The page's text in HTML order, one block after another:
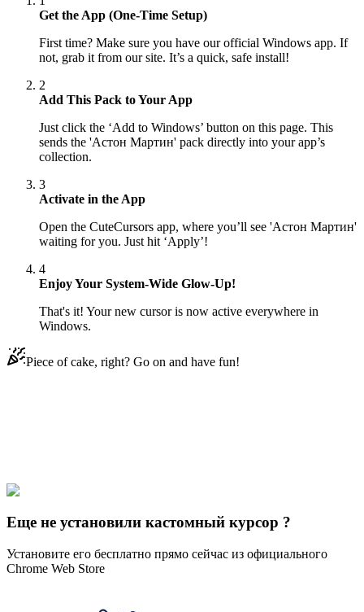
Get the App (One-Time Setup)
First time? Make sure you have our official Windows app. If
not, grab it from our site. It’s a quick, safe install!
2
Add This Pack to Your App
Just click the ‘Add to Windows’ button on this page. This
sends the 'Астон Мартин' pack directly into your app’s
collection.
3
Activate in the App
Open the CuteCursors app, where you’ll see 'Астон Мартин'
waiting for you. Just hit ‘Apply’!
4
Enjoy Your System-Wide Glow-Up!
That's it! Your new cursor is now active everywhere in
Windows.
Piece of cake, right? Go on and have fun!
Explore All Collections
Еще не установили кастомный курсор ?
Установите его бесплатно прямо сейчас из официального
Chrome Web Store